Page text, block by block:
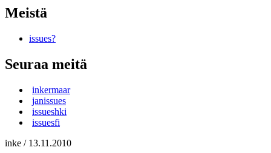
Meistä
issues?
Seuraa meitä
inkermaar
janissues
issueshki
issuesfi
inke / 13.11.2010